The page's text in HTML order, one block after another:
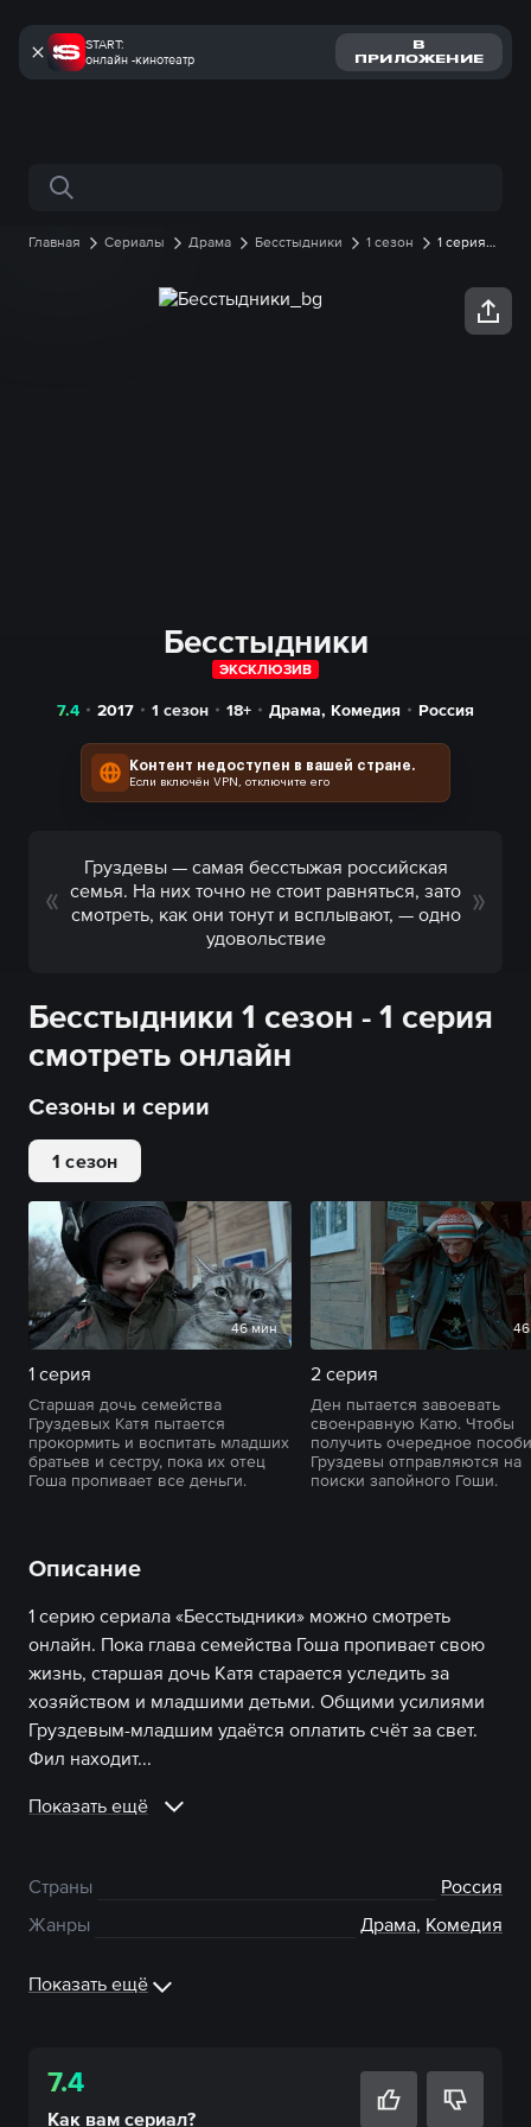
START:
онлайн -кинотеатр
В
ПРИЛОЖЕНИЕ
Поиск по сайту
Главная Сериалы Драма Бесстыдники 1 сезон
1 серия
Бесстыдники
ЭКСКЛЮЗИВ
7.4 2017 1 сезон 18+ Драма, Комедия Россия
Контент недоступен в вашей стране.
Если включён VPN, отключите его
Груздевы — самая бесстыжая российская
семья. На них точно не стоит равняться, зато
смотреть, как они тонут и всплывают, — одно
удовольствие
Бесстыдники 1 сезон - 1 серия
смотреть онлайн
Сезоны и серии
1 сезон
46 мин
1 серия
Старшая дочь семейства
Груздевых Катя пытается
прокормить и воспитать младших
братьев и сестру, пока их отец
Гоша пропивает все деньги.
2 серия
Ден пытается завоевать
своенравную Катю. Чтобы
получить очередное
Груздевы отправляются на
поиски запойного Гоши.
Описание
1 серию сериала «Бесстыдники» можно смотреть
онлайн. Пока глава семейства Гоша пропивает свою
жизнь, старшая дочь Катя старается уследить за
хозяйством и младшими детьми. Общими усилиями
Груздевым-младшим удаётся оплатить счёт за свет.
Фил находит...
Показать ещё
Страны
Россия
Жанры
Драма, Комедия
Показать ещё
7.4
Как вам сериал?